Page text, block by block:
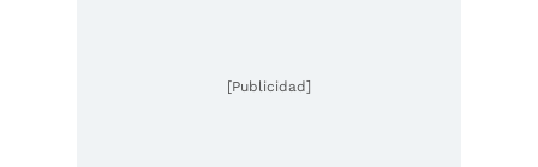
[Publicidad]